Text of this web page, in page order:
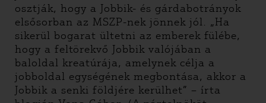
osztják, hogy a Jobbik- és gárdabotrányok
elsősorban az MSZP-nek jönnek jól. „Ha
sikerül bogarat ültetni az emberek fülébe,
hogy a feltörekvő Jobbik valójában a
baloldal kreatúrája, amelynek célja a
jobboldal egységének megbontása, akkor a
Jobbik a senki földjére kerülhet” – írta